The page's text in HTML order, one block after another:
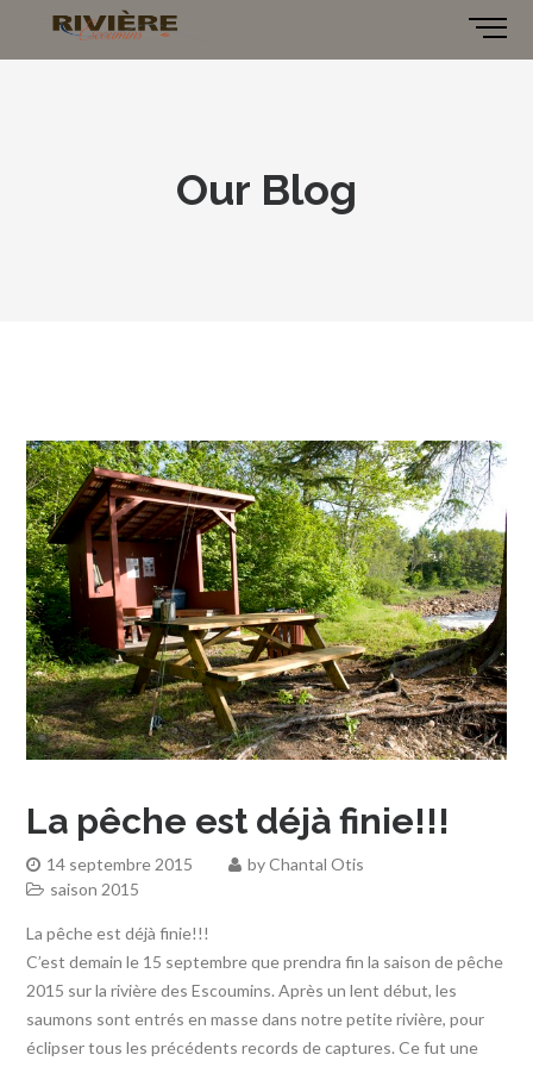
Our Blog
La pêche est déjà finie!!!
14 septembre 2015 byChantal Otis
saison 2015
La pêche est déjà finie!!!
C’est demain le 15 septembre que prendra fin la saison de pêche
2015 sur la rivière des Escoumins. Après un lent début, les
saumons sont entrés en masse dans notre petite rivière, pour
éclipser tous les précédents records de captures. Ce fut une